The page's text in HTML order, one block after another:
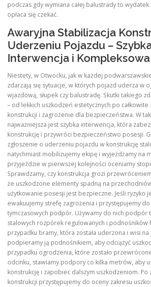
podczas gdy wymiana całej balustrady to wydatek
opłaca się czekać.
Awaryjna Stabilizacja
Uderzeniu Pojazdu –
Interwencja i
Niestety, w Otwocku, jak w każdej
zdarzają się sytuacje, w których pojazd uderza w
wjazdową, słupek czy balustradę. Skutki takiego
– od lekkich uszkodzeń estetycznych po całkowite
konstrukcji i zagrożenie dla bezpieczeństwa. W
najważniejsza jest szybka interwencja, która
konstrukcję i przywróci bezpieczeństwo posesji.
zgłoszenie o uderzeniu pojazdu w konstrukcję
natychmiast mobilizujemy ekipę i wyjeżdżamy na
przyjeździe w pierwszej kolejności oceniamy
Sprawdzamy, czy konstrukcja grozi
że uszkodzone elementy spadną na
użytkowanie posesji jest bezpieczne. Jeśli ryzyko
ewakuujemy strefę zagrożenia i przystępujemy
tymczasowych podpór. Używamy do nich podpór
stalowych rozpórek regulowanych i podnośników
przypadku bramy, która została uderzona i wisi
podpieramy ją podnośnikiem, aby odciążyć
przypadku ogrodzenia, które zostało
odcinku, stawiamy podpory co kilka metrów, aby
konstrukcję i zapobiec dalszym uszkodzeniom. Po
konstrukcji przystępujemy do oceny zakresu